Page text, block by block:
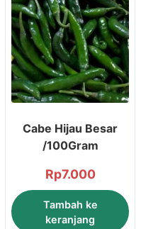
Cabe Hijau Besar
/100Gram
Rp7.000
Tambah ke
keranjang